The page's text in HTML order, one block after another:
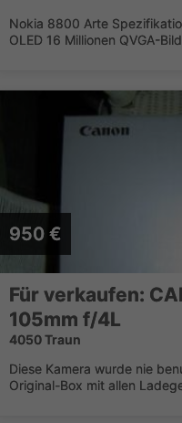
Nokia 8800 Arte
OLED 16 Millionen QVGA-
950 €
Für verkaufen:
105mm f/4L
4050 Traun
Diese Kamera wurde nie
Original-Box mit allen